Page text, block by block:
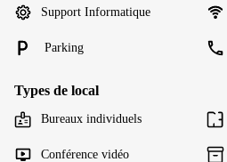
Support Informatique
Parking
Types de local
Bureaux individuels
Conférence vidéo